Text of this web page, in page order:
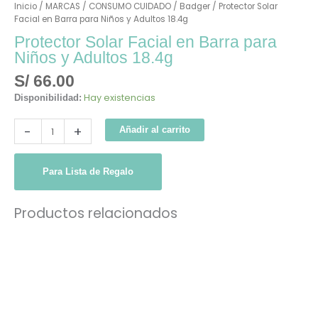
Inicio/ MARCAS / CONSUMO CUIDADO/ Badger/ Protector Solar
Facial en Barra para Niños y Adultos 18.4g
Protector Solar Facial en Barra para
Niños y Adultos 18.4g
S/66.00
Disponibilidad: Hay existencias
- + Añadir al carrito
Para Lista de Regalo
Productos relacionados